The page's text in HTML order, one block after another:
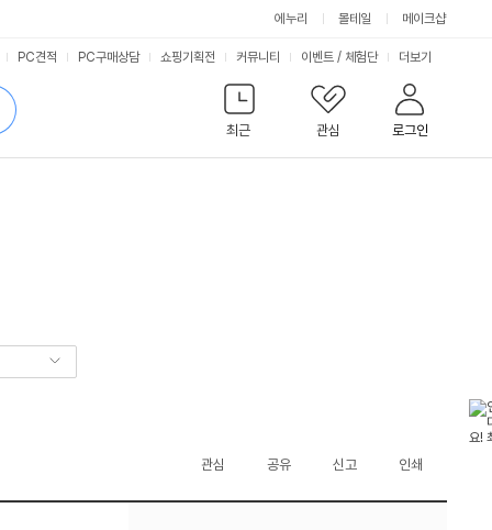
에누리 몰테일 메이크샵
최근
관심 로그인
PC견적 PC구매상담 쇼핑기획전 커뮤니티 이벤트 / 체험단 서
비
스
더보기
관심 공유 신고 인쇄